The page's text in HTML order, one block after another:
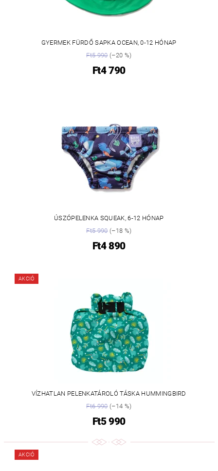
GYERMEK FÜRDŐ SAPKA OCEAN, 0-12 HÓNAP
Ft5 990(–20 %)
Ft4 790
ÚSZÓPELENKA SQUEAK, 6-12 HÓNAP
Ft5 990(–18 %)
Ft4 890
AKCIÓ
VÍZHATLAN PELENKATÁROLÓ TÁSKA HUMMINGBIRD
Ft6 990(–14 %)
Ft5 990
AKCIÓ